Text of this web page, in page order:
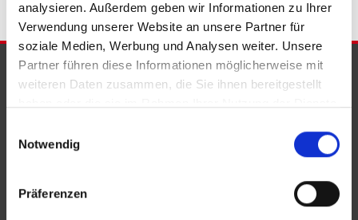
analysieren. Außerdem geben wir Informationen zu Ihrer
Verwendung unserer Website an unsere Partner für
soziale Medien, Werbung und Analysen weiter. Unsere
Partner führen diese Informationen möglicherweise mit
weiteren Daten zusammen, die Sie ihnen bereitgestellt
Notwendig
Präferenzen
PARTNER & AUSZEICHNUNGEN